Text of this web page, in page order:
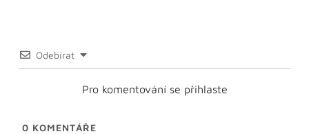
Odebírat
Pro komentování se přihlaste
0 KOMENTÁŘE